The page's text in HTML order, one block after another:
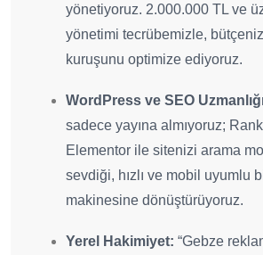
yönetiyoruz. 2.000.000 TL ve
yönetimi tecrübemizle,
kuruşunu optimize ediyoruz.
WordPress ve SEO
sadece yayına almıyoruz;
Elementor ile sitenizi arama
sevdiği, hızlı ve mobil uyumlu
makinesine dönüştürüyoruz.
Yerel Hakimiyet: “Gebze